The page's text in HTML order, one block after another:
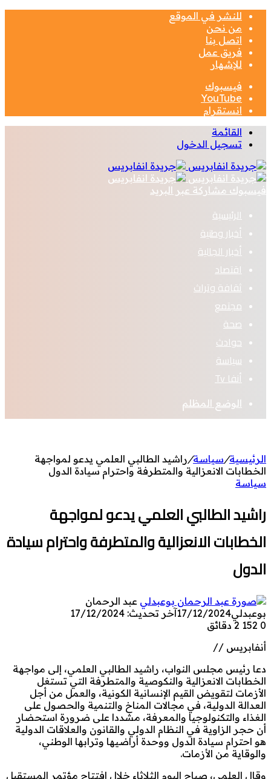
للنشر في الموقع
من نحن
اتصل بنا
فريق عمل
للإشهار
فيسبوك
‫YouTube
انستقرام
القائمة
تسجيل الدخول
فيسبوك مشاركة عبر البريد
الرئيسية
أخبار وطنية
أخبار الجالية
اقتصاد
ثقافة وتراث
مجتمع
صحة
حوادث
سياسة
أنفا Tv
الوضع المظلم
الرئيسية/سياسة/راشيد الطالبي العلمي يدعو لمواجهة
الخطابات الانعزالية والمتطرفة واحترام سيادة الدول
سياسة
راشيد الطالبي العلمي يدعو لمواجهة
الخطابات الانعزالية والمتطرفة واحترام سيادة
الدول
عبد الرحمان
بوعبدلي17/12/2024آخر تحديث: 17/12/2024
0
2 دقائق
أنفابريس //
دعا رئيس مجلس النواب، راشيد الطالبي العلمي، إلى مواجهة
الخطابات الانعزالية والنكوصية والمتطرفة التي تستغل
الأزمات لتقويض القيم الإنسانية الكونية، والعمل من أجل
العدالة الدولية، في مجالات المناخ والتنمية والحصول على
الغذاء والتكنولوجيا والمعرفة، مشددا على ضرورة استحضار
أن حجر الزاوية في النظام الدولي والقانون والعلاقات الدولية
هو احترام سيادة الدول ووحدة أراضيها وترابها الوطني،
والوقاية من الأزمات.
وقال العلمي، صباح اليوم الثلاثاء خلال افتتاح مؤتمر المستقبل